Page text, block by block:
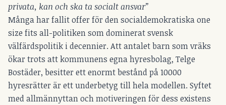
privata, kan och ska ta socialt ansvar”
Många har fallit offer för den socialdemokratiska one
size fits all-politiken som dominerat svensk
välfärdspolitik i decennier. Att antalet barn som vräks
ökar trots att kommunens egna hyresbolag, Telge
Bostäder, besitter ett enormt bestånd på 10000
hyresrätter är ett underbetyg till hela modellen. Syftet
med allmännyttan och motiveringen för dess existens